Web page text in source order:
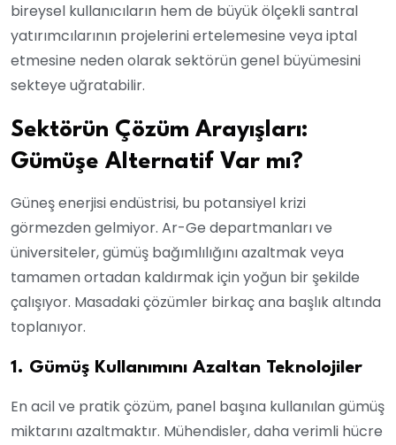
bireysel kullanıcıların hem de büyük ölçekli santral
yatırımcılarının projelerini ertelemesine veya iptal
etmesine neden olarak sektörün genel büyümesini
sekteye uğratabilir.
Sektörün Çözüm Arayışları:
Gümüşe Alternatif Var mı?
Güneş enerjisi endüstrisi, bu potansiyel krizi
görmezden gelmiyor. Ar-Ge departmanları ve
üniversiteler, gümüş bağımlılığını azaltmak veya
tamamen ortadan kaldırmak için yoğun bir şekilde
çalışıyor. Masadaki çözümler birkaç ana başlık altında
toplanıyor.
1. Gümüş Kullanımını Azaltan Teknolojiler
En acil ve pratik çözüm, panel başına kullanılan gümüş
miktarını azaltmaktır. Mühendisler, daha verimli hücre